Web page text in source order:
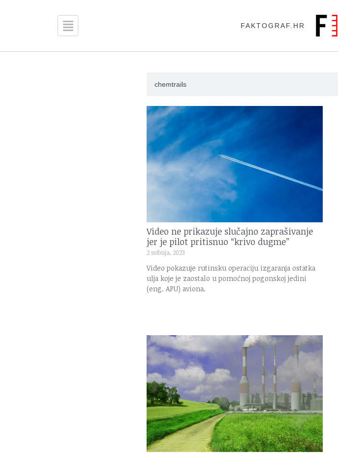
FAKTOGRAF.HR
Video ne prikazuje slučajno zaprašivanje
jer je pilot pritisnuo “krivo dugme”
2 svibnja, 2023
Video pokazuje rutinsku operaciju izgaranja ostatka
ulja koje je zaostalo u pomoćnoj pogonskoj jedini
(eng. APU) aviona.